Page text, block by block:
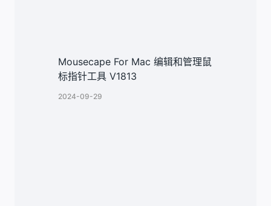
Mousecape For Mac 编辑和管理鼠
标指针工具 V1813
2024-09-29